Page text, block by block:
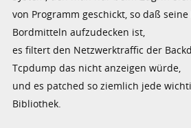
von Programm geschickt, so daß
Bordmitteln aufzudecken ist,
es filtert den Netzwerktraffic der
Tcpdump das nicht anzeigen würde,
und es patched so ziemlich jede
Bibliothek.